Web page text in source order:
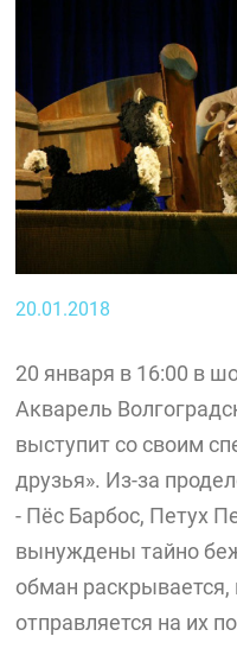
20.01.2018
20 января в 16:00 в
Акварель
выступит со своим
друзья». Из-за
- Пёс Барбос, Петух
вынуждены тайно
обман
отправляется на их